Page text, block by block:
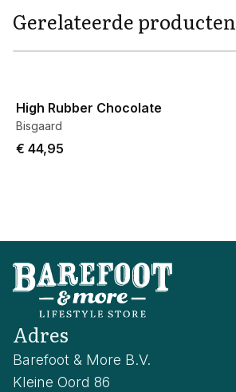
Gerelateerde producten
High Rubber Chocolate
Bisgaard
€ 44,95
Adres
Barefoot & More B.V.
Kleine Oord 86